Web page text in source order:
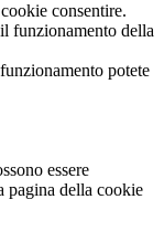
consentire.
funzionamento della
potete
essere
pagina della cookie